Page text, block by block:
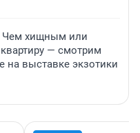
Чем хищным или
— смотрим
на выставке экзотики